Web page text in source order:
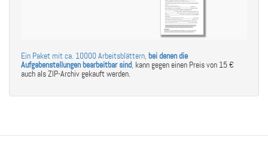
Ein Paket mit ca. 10000 Arbeitsblättern, bei denen die
Aufgabenstellungen bearbeitbar sind, kann gegen einen Preis von 15 €
auch als ZIP-Archiv gekauft werden.